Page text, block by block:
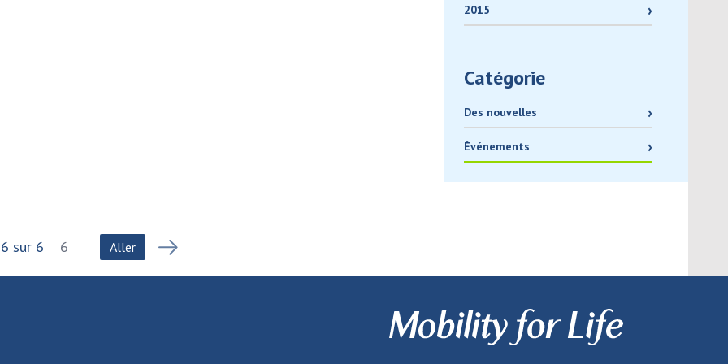
2015
Catégorie
Des nouvelles
Événements
6 sur 6 Aller